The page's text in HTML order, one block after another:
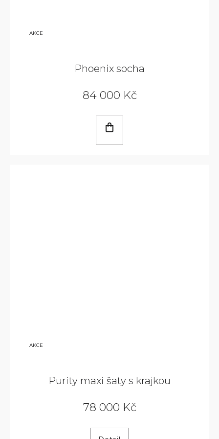
AKCE
Phoenix socha
84 000 Kč
AKCE
Purity maxi šaty s krajkou
78 000 Kč